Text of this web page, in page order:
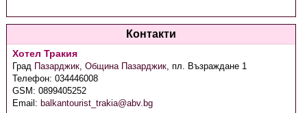
Контакти
Хотел Тракия
Град Пазарджик,Община Пазарджик,пл. Възраждане 1
Телефон:034446008
GSM:0899405252
Email: balkantourist_trakia@abv.bg